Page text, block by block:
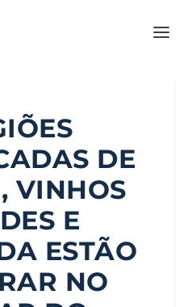
DE
VINHOS
E
ESTÃO
NO